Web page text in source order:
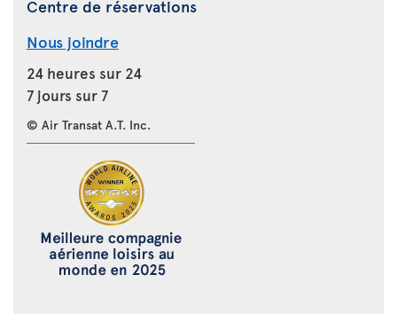
Centre de réservations
Nous joindre
24 heures sur 24
7 jours sur 7
© Air Transat A.T. Inc.